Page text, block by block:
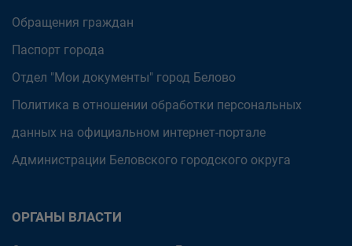
Обращения граждан
Паспорт города
Отдел "Мои документы" город Белово
Политика в отношении обработки персональных
данных на официальном интернет-портале
Администрации Беловского городского округа
ОРГАНЫ ВЛАСТИ